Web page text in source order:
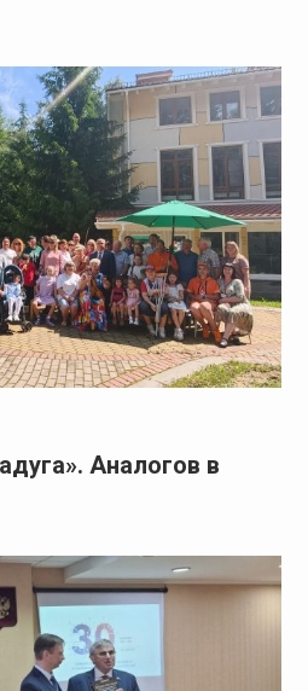
Аналогов в